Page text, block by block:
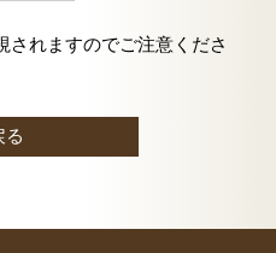
されますのでご注意くださ
る